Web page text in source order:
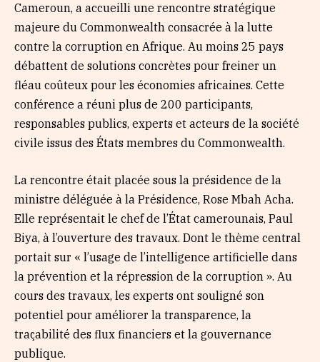
Cameroun, a accueilli une rencontre stratégique
majeure du Commonwealth consacrée à la lutte
contre la corruption en Afrique. Au moins 25 pays
débattent de solutions concrètes pour freiner un
fléau coûteux pour les économies africaines. Cette
conférence a réuni plus de 200 participants,
responsables publics, experts et acteurs de la société
civile issus des États membres du Commonwealth.
La rencontre était placée sous la présidence de la
ministre déléguée à la Présidence, Rose Mbah Acha.
Elle représentait le chef de l’État camerounais, Paul
Biya, à l’ouverture des travaux. Dont le thème central
portait sur « l’usage de l’intelligence artificielle dans
la prévention et la répression de la corruption ». Au
cours des travaux, les experts ont souligné son
potentiel pour améliorer la transparence, la
traçabilité des flux financiers et la gouvernance
publique.